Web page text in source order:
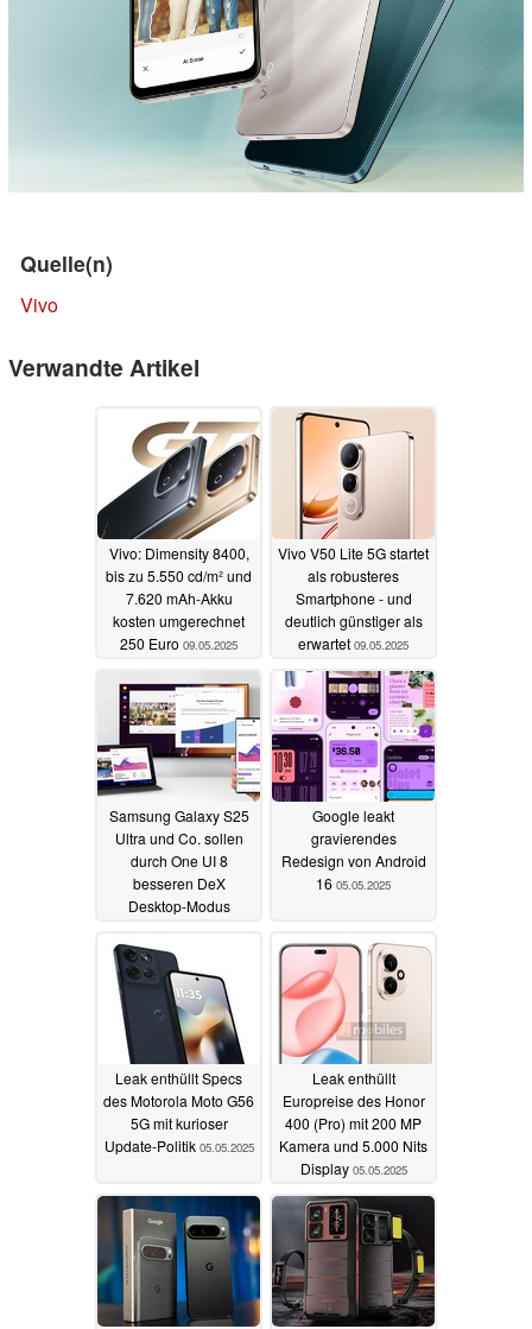
Quelle(n)
Vivo
Verwandte Artikel
Vivo: Dimensity 8400,
bis zu 5.550 cd/m² und
7.620 mAh-Akku
kosten umgerechnet
250 Euro 09.05.2025
Vivo V50 Lite 5G startet
als robusteres
Smartphone - und
deutlich günstiger als
erwartet 09.05.2025
Samsung Galaxy S25
Ultra und Co. sollen
durch One UI 8
besseren DeX
Desktop-Modus
Google leakt
gravierendes
Redesign von Android
16 05.05.2025
Leak enthüllt Specs
des Motorola Moto G56
5G mit kurioser
Update-Politik 05.05.2025
Leak enthüllt
Europreise des Honor
400 (Pro) mit 200 MP
Kamera und 5.000 Nits
Display 05.05.2025